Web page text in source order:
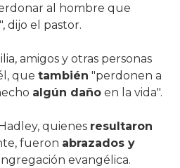
al hombre que
dijo el pastor.
amigos y otras personas
que también "perdonen a
algún daño en la vida".
quienes resultaron
fueron abrazados y
evangélica.